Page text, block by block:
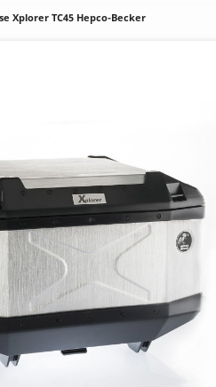
Xplorer TC45 Hepco-Becker